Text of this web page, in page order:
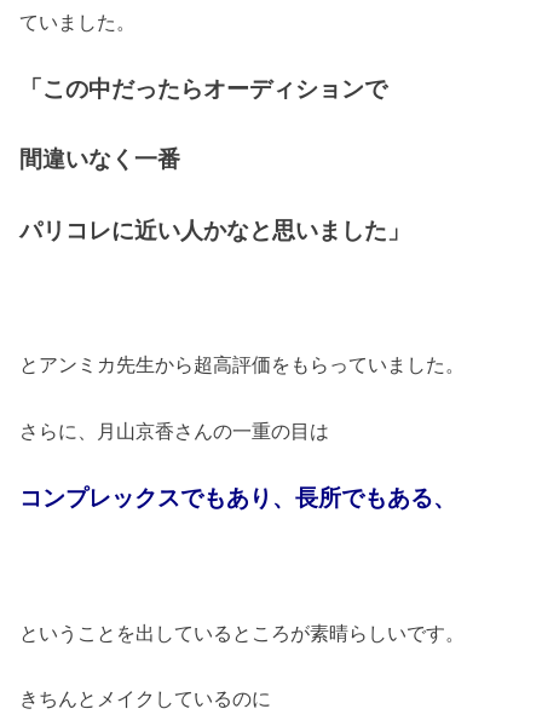
ていました。
「この中だったらオーディションで
間違いなく一番
パリコレに近い人かなと思いました」
とアンミカ先生から超高評価をもらっていました。
さらに、月山京香さんの一重の目は
コンプレックスでもあり、長所でもある、
ということを出しているところが素晴らしいです。
きちんとメイクしているのに